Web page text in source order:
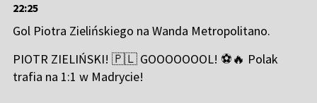
22:25
Gol Piotra Zielińskiego na Wanda Metropolitano.
PIOTR ZIELIŃSKI! 🇵🇱 GOOOOOOOL! ⚽🔥 Polak
trafia na 1:1 w Madrycie!